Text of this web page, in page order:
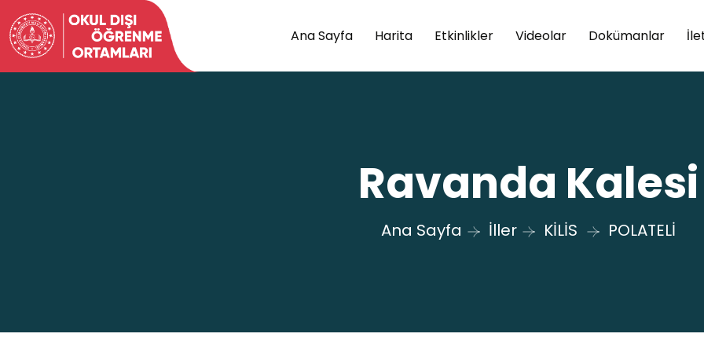
Ana Sayfa Harita Etkinlikler Videolar Dokümanlar
Ravanda Kalesi
Ana Sayfa İller KİLİS POLATELİ